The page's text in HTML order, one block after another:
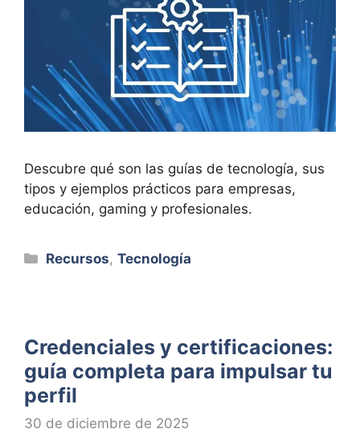
Descubre qué son las guías de tecnología, sus
tipos y ejemplos prácticos para empresas,
educación, gaming y profesionales.
Categorías
Recursos,Tecnología
Credenciales y certificaciones:
guía completa para impulsar tu
perfil
30 de diciembre de 2025